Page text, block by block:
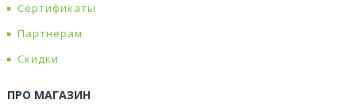
Сертификаты
Партнерам
Скидки
ПРО МАГАЗИН